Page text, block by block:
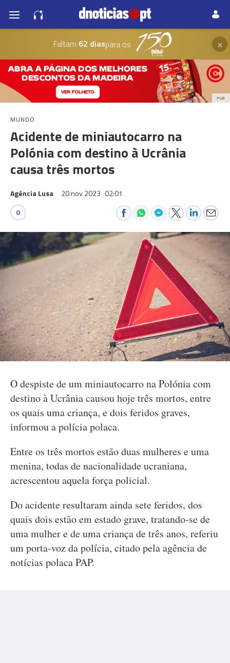
Faltam 62 diaspara os ×
PUB
MUNDO
Acidente de miniautocarro na
Polónia com destino à Ucrânia
causa três mortos
Agência Lusa 20 nov 2023 02:01
0
O despiste de um miniautocarro na Polónia com
destino à Ucrânia causou hoje três mortos, entre
os quais uma criança, e dois feridos graves,
informou a polícia polaca.
Entre os três mortos estão duas mulheres e uma
menina, todas de nacionalidade ucraniana,
acrescentou aquela força policial.
Do acidente resultaram ainda sete feridos, dos
quais dois estão em estado grave, tratando-se de
uma mulher e de uma criança de três anos, referiu
um porta-voz da polícia, citado pela agência de
notícias polaca PAP.